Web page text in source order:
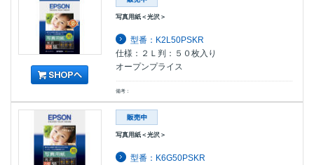
写真用紙＜光沢＞
型番：K2L50PSKR
仕様：２Ｌ判：５０枚入り
オープンプライス
備考：
写真用紙＜光沢＞
型番：K6G50PSKR